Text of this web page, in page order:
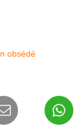
obsédé